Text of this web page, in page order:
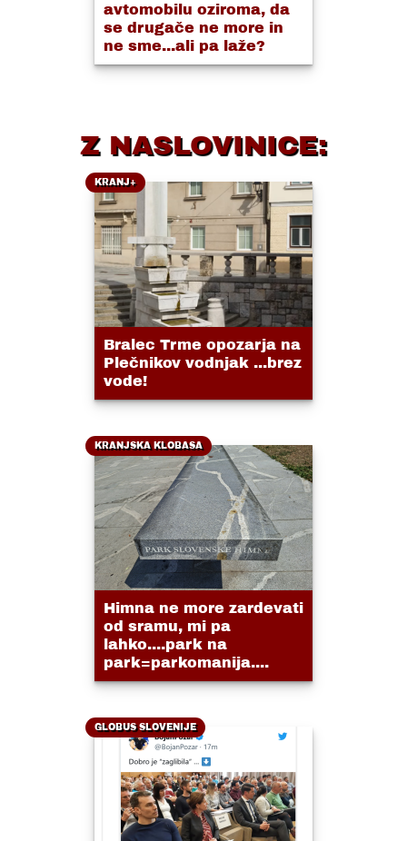
avtomobilu oziroma, da
se drugače ne more in
ne sme...ali pa laže?
Z NASLOVINICE:
KRANJ+
Bralec Trme opozarja na
Plečnikov vodnjak ...brez
vode!
KRANJSKA KLOBASA
Himna ne more zardevati
od sramu, mi pa
lahko....park na
park=parkomanija....
GLOBUS SLOVENIJE